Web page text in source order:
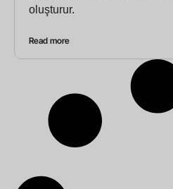
oluşturur.
Read more